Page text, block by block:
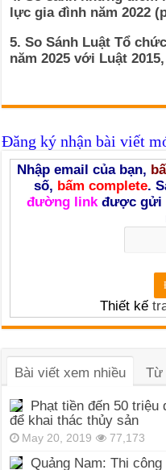
lực gia đình năm 2022
5. So Sánh Luật Tổ
năm 2025 với Luật
Đăng ký nhận bài viết
Nhập email của bạn,
số, bấm complete.
đường link được gửi
Thiết kế
Bài viết xem nhiều Từ
Phạt tiền đến 50
để khai thác thủy sản
May 20, 2019 77,173
Quảng Nam: Thi